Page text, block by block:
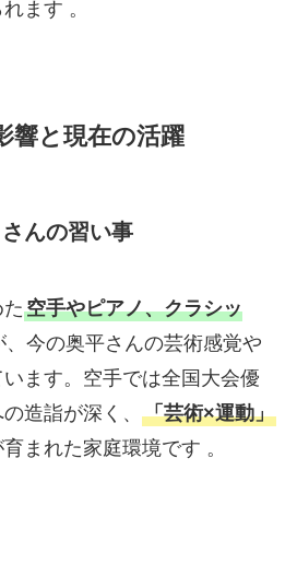
ます 。
響と現在の活躍
んの習い事
空手やピアノ、クラシッ
、今の奥平さんの芸術感覚や
ます。空手では全国大会優
造詣が深く、 「芸術×運動」
まれた家庭環境です 。